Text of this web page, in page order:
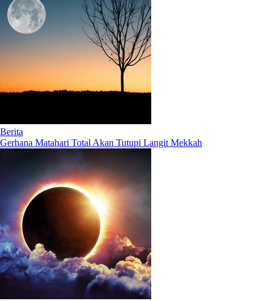
Berita
Gerhana Matahari Total Akan Tutupi Langit Mekkah